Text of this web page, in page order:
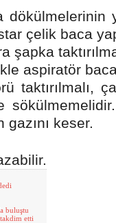
çelik baca
şapka
aspiratör
gazını keser.
buluştu
etti